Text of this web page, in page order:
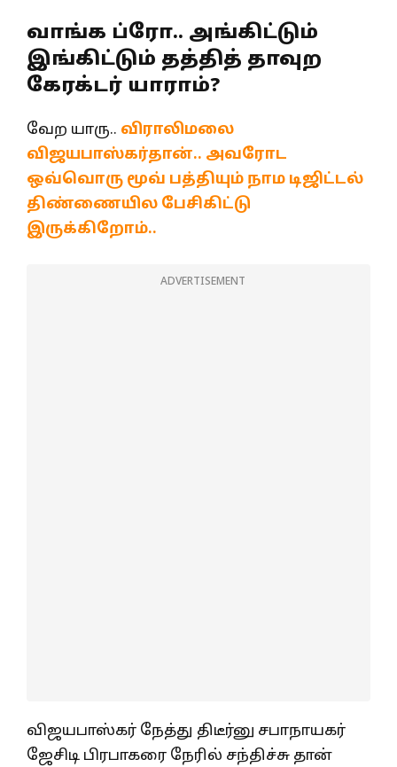
வாங்க ப்ரோ.. அங்கிட்டும்
இங்கிட்டும் தத்தித் தாவுற
கேரக்டர் யாராம்?
வேற யாரு.. விராலிமலை
விஜயபாஸ்கர்தான்.. அவரோட
ஒவ்வொரு மூவ் பத்தியும் நாம டிஜிட்டல்
திண்ணையில பேசிகிட்டு
இருக்கிறோம்..
ADVERTISEMENT
விஜயபாஸ்கர் நேத்து திடீர்னு சபாநாயகர்
ஜேசிடி பிரபாகரை நேரில் சந்திச்சு தான்